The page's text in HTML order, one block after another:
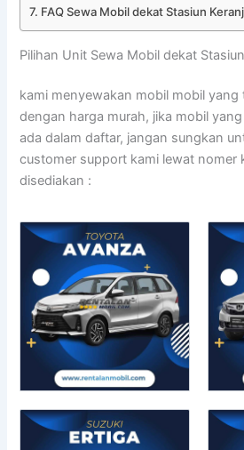
FAQ Sewa Mobil dekat Stasiun
Pilihan Unit Sewa Mobil dekat
kami menyewakan mobil mobil yang
dengan harga murah, jika mobil
ada dalam daftar, jangan sungkan
customer support kami lewat nomer
disediakan :